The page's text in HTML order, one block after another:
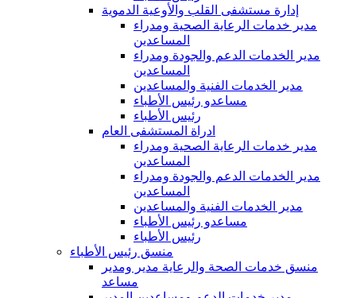
إدارة مستشفى القلب والأوعية الدموية
مدير خدمات الرعاية الصحية ومدراء
المساعدين
مدير الخدمات الدعم والجودة ومدراء
المساعدين
مدير الخدمات الفنية والمساعدين
مساعدو رئيس الأطباء
رئيس الأطباء
ادراة المستشفى العام
مدير خدمات الرعاية الصحية ومدراء
المساعدين
مدير الخدمات الدعم والجودة ومدراء
المساعدين
مدير الخدمات الفنية والمساعدين
مساعدو رئيس الأطباء
رئيس الأطباء
منسق رئيس الأطباء
منسق خدمات الصحة والرعاية مدير ومدير
مساعد